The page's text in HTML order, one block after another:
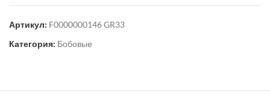
Артикул: F0000000146 GR33
Категория: Бобовые